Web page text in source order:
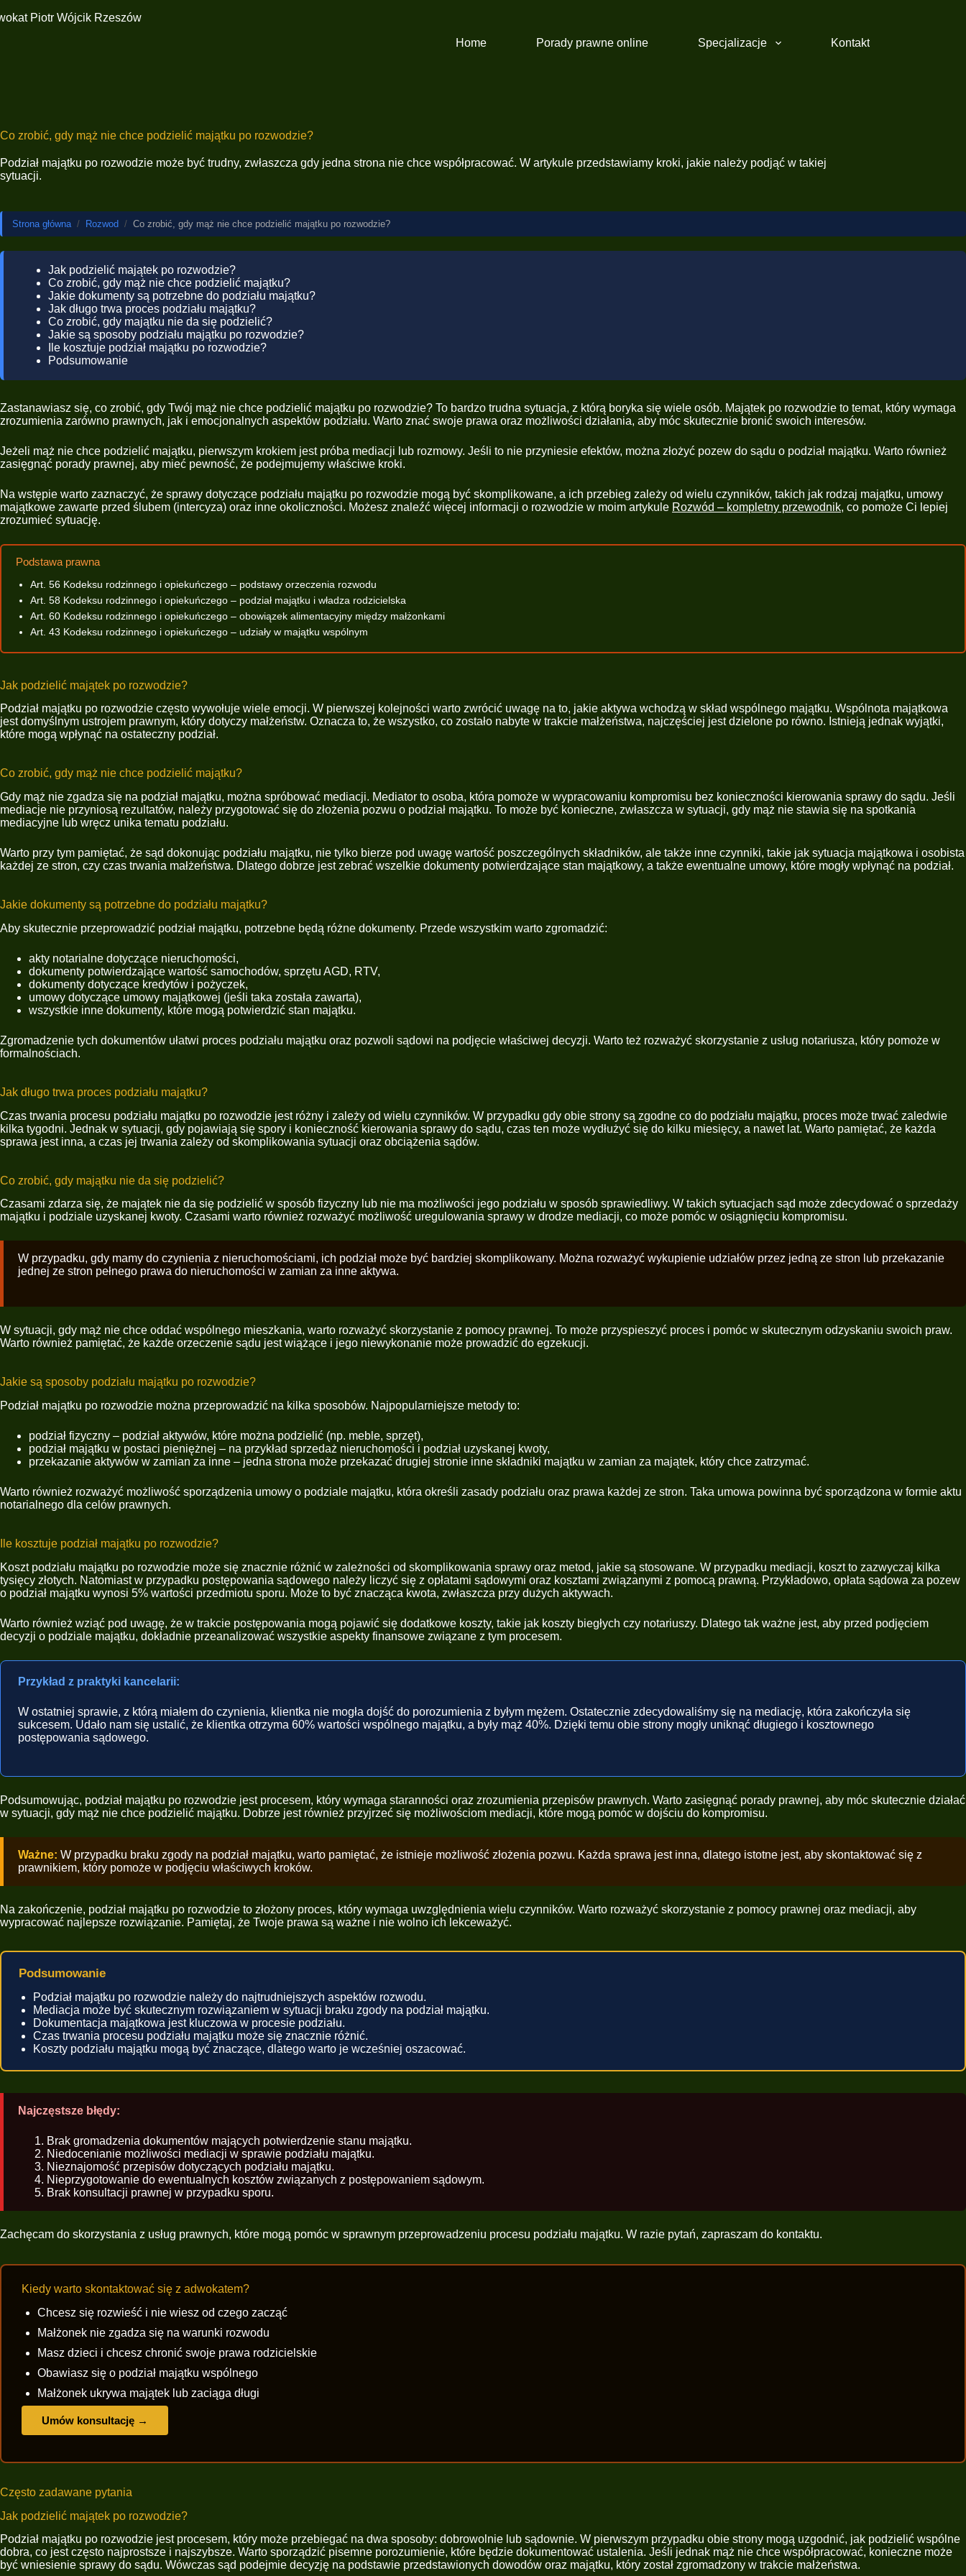
Home Porady prawne online Specjalizacje Kontakt
Co zrobić, gdy mąż nie chce podzielić majątku po rozwodzie?
Podział majątku po rozwodzie może być trudny, zwłaszcza gdy jedna strona nie chce współpracować. W artykule przedstawiamy kroki, jakie należy podjąć w takiej
sytuacji.
Strona główna / Rozwod / Co zrobić, gdy mąż nie chce podzielić majątku po rozwodzie?
Jak podzielić majątek po rozwodzie?
Co zrobić, gdy mąż nie chce podzielić majątku?
Jakie dokumenty są potrzebne do podziału majątku?
Jak długo trwa proces podziału majątku?
Co zrobić, gdy majątku nie da się podzielić?
Jakie są sposoby podziału majątku po rozwodzie?
Ile kosztuje podział majątku po rozwodzie?
Podsumowanie
Zastanawiasz się, co zrobić, gdy Twój mąż nie chce podzielić majątku po rozwodzie? To bardzo trudna sytuacja, z którą boryka się wiele osób. Majątek po rozwodzie to temat, który wymaga
zrozumienia zarówno prawnych, jak i emocjonalnych aspektów podziału. Warto znać swoje prawa oraz możliwości działania, aby móc skutecznie bronić swoich interesów.
Jeżeli mąż nie chce podzielić majątku, pierwszym krokiem jest próba mediacji lub rozmowy. Jeśli to nie przyniesie efektów, można złożyć pozew do sądu o podział majątku. Warto również
zasięgnąć porady prawnej, aby mieć pewność, że podejmujemy właściwe kroki.
Na wstępie warto zaznaczyć, że sprawy dotyczące podziału majątku po rozwodzie mogą być skomplikowane, a ich przebieg zależy od wielu czynników, takich jak rodzaj majątku, umowy
majątkowe zawarte przed ślubem (intercyza) oraz inne okoliczności. Możesz znaleźć więcej informacji o rozwodzie w moim artykule Rozwód – kompletny przewodnik, co pomoże Ci lepiej
zrozumieć sytuację.
Podstawa prawna
Art. 56 Kodeksu rodzinnego i opiekuńczego – podstawy orzeczenia rozwodu
Art. 58 Kodeksu rodzinnego i opiekuńczego – podział majątku i władza rodzicielska
Art. 60 Kodeksu rodzinnego i opiekuńczego – obowiązek alimentacyjny między małżonkami
Art. 43 Kodeksu rodzinnego i opiekuńczego – udziały w majątku wspólnym
Jak podzielić majątek po rozwodzie?
Podział majątku po rozwodzie często wywołuje wiele emocji. W pierwszej kolejności warto zwrócić uwagę na to, jakie aktywa wchodzą w skład wspólnego majątku. Wspólnota majątkowa
jest domyślnym ustrojem prawnym, który dotyczy małżeństw. Oznacza to, że wszystko, co zostało nabyte w trakcie małżeństwa, najczęściej jest dzielone po równo. Istnieją jednak wyjątki,
które mogą wpłynąć na ostateczny podział.
Co zrobić, gdy mąż nie chce podzielić majątku?
Gdy mąż nie zgadza się na podział majątku, można spróbować mediacji. Mediator to osoba, która pomoże w wypracowaniu kompromisu bez konieczności kierowania sprawy do sądu. Jeśli
mediacje nie przyniosą rezultatów, należy przygotować się do złożenia pozwu o podział majątku. To może być konieczne, zwłaszcza w sytuacji, gdy mąż nie stawia się na spotkania
mediacyjne lub wręcz unika tematu podziału.
Warto przy tym pamiętać, że sąd dokonując podziału majątku, nie tylko bierze pod uwagę wartość poszczególnych składników, ale także inne czynniki, takie jak sytuacja majątkowa i osobista
każdej ze stron, czy czas trwania małżeństwa. Dlatego dobrze jest zebrać wszelkie dokumenty potwierdzające stan majątkowy, a także ewentualne umowy, które mogły wpłynąć na podział.
Jakie dokumenty są potrzebne do podziału majątku?
Aby skutecznie przeprowadzić podział majątku, potrzebne będą różne dokumenty. Przede wszystkim warto zgromadzić:
akty notarialne dotyczące nieruchomości,
dokumenty potwierdzające wartość samochodów, sprzętu AGD, RTV,
dokumenty dotyczące kredytów i pożyczek,
umowy dotyczące umowy majątkowej (jeśli taka została zawarta),
wszystkie inne dokumenty, które mogą potwierdzić stan majątku.
Zgromadzenie tych dokumentów ułatwi proces podziału majątku oraz pozwoli sądowi na podjęcie właściwej decyzji. Warto też rozważyć skorzystanie z usług notariusza, który pomoże w
formalnościach.
Jak długo trwa proces podziału majątku?
Czas trwania procesu podziału majątku po rozwodzie jest różny i zależy od wielu czynników. W przypadku gdy obie strony są zgodne co do podziału majątku, proces może trwać zaledwie
kilka tygodni. Jednak w sytuacji, gdy pojawiają się spory i konieczność kierowania sprawy do sądu, czas ten może wydłużyć się do kilku miesięcy, a nawet lat. Warto pamiętać, że każda
sprawa jest inna, a czas jej trwania zależy od skomplikowania sytuacji oraz obciążenia sądów.
Co zrobić, gdy majątku nie da się podzielić?
Czasami zdarza się, że majątek nie da się podzielić w sposób fizyczny lub nie ma możliwości jego podziału w sposób sprawiedliwy. W takich sytuacjach sąd może zdecydować o sprzedaży
majątku i podziale uzyskanej kwoty. Czasami warto również rozważyć możliwość uregulowania sprawy w drodze mediacji, co może pomóc w osiągnięciu kompromisu.
W przypadku, gdy mamy do czynienia z nieruchomościami, ich podział może być bardziej skomplikowany. Można rozważyć wykupienie udziałów przez jedną ze stron lub przekazanie
jednej ze stron pełnego prawa do nieruchomości w zamian za inne aktywa.
W sytuacji, gdy mąż nie chce oddać wspólnego mieszkania, warto rozważyć skorzystanie z pomocy prawnej. To może przyspieszyć proces i pomóc w skutecznym odzyskaniu swoich praw.
Warto również pamiętać, że każde orzeczenie sądu jest wiążące i jego niewykonanie może prowadzić do egzekucji.
Jakie są sposoby podziału majątku po rozwodzie?
Podział majątku po rozwodzie można przeprowadzić na kilka sposobów. Najpopularniejsze metody to:
podział fizyczny – podział aktywów, które można podzielić (np. meble, sprzęt),
podział majątku w postaci pieniężnej – na przykład sprzedaż nieruchomości i podział uzyskanej kwoty,
przekazanie aktywów w zamian za inne – jedna strona może przekazać drugiej stronie inne składniki majątku w zamian za majątek, który chce zatrzymać.
Warto również rozważyć możliwość sporządzenia umowy o podziale majątku, która określi zasady podziału oraz prawa każdej ze stron. Taka umowa powinna być sporządzona w formie aktu
notarialnego dla celów prawnych.
Ile kosztuje podział majątku po rozwodzie?
Koszt podziału majątku po rozwodzie może się znacznie różnić w zależności od skomplikowania sprawy oraz metod, jakie są stosowane. W przypadku mediacji, koszt to zazwyczaj kilka
tysięcy złotych. Natomiast w przypadku postępowania sądowego należy liczyć się z opłatami sądowymi oraz kosztami związanymi z pomocą prawną. Przykładowo, opłata sądowa za pozew
o podział majątku wynosi 5% wartości przedmiotu sporu. Może to być znacząca kwota, zwłaszcza przy dużych aktywach.
Warto również wziąć pod uwagę, że w trakcie postępowania mogą pojawić się dodatkowe koszty, takie jak koszty biegłych czy notariuszy. Dlatego tak ważne jest, aby przed podjęciem
decyzji o podziale majątku, dokładnie przeanalizować wszystkie aspekty finansowe związane z tym procesem.
Przykład z praktyki kancelarii:
W ostatniej sprawie, z którą miałem do czynienia, klientka nie mogła dojść do porozumienia z byłym mężem. Ostatecznie zdecydowaliśmy się na mediację, która zakończyła się
sukcesem. Udało nam się ustalić, że klientka otrzyma 60% wartości wspólnego majątku, a były mąż 40%. Dzięki temu obie strony mogły uniknąć długiego i kosztownego
postępowania sądowego.
Podsumowując, podział majątku po rozwodzie jest procesem, który wymaga staranności oraz zrozumienia przepisów prawnych. Warto zasięgnąć porady prawnej, aby móc skutecznie działać
w sytuacji, gdy mąż nie chce podzielić majątku. Dobrze jest również przyjrzeć się możliwościom mediacji, które mogą pomóc w dojściu do kompromisu.
Ważne: W przypadku braku zgody na podział majątku, warto pamiętać, że istnieje możliwość złożenia pozwu. Każda sprawa jest inna, dlatego istotne jest, aby skontaktować się z
prawnikiem, który pomoże w podjęciu właściwych kroków.
Na zakończenie, podział majątku po rozwodzie to złożony proces, który wymaga uwzględnienia wielu czynników. Warto rozważyć skorzystanie z pomocy prawnej oraz mediacji, aby
wypracować najlepsze rozwiązanie. Pamiętaj, że Twoje prawa są ważne i nie wolno ich lekceważyć.
Podsumowanie
Podział majątku po rozwodzie należy do najtrudniejszych aspektów rozwodu.
Mediacja może być skutecznym rozwiązaniem w sytuacji braku zgody na podział majątku.
Dokumentacja majątkowa jest kluczowa w procesie podziału.
Czas trwania procesu podziału majątku może się znacznie różnić.
Koszty podziału majątku mogą być znaczące, dlatego warto je wcześniej oszacować.
Najczęstsze błędy:
Brak gromadzenia dokumentów mających potwierdzenie stanu majątku.
Niedocenianie możliwości mediacji w sprawie podziału majątku.
Nieznajomość przepisów dotyczących podziału majątku.
Nieprzygotowanie do ewentualnych kosztów związanych z postępowaniem sądowym.
Brak konsultacji prawnej w przypadku sporu.
Zachęcam do skorzystania z usług prawnych, które mogą pomóc w sprawnym przeprowadzeniu procesu podziału majątku. W razie pytań, zapraszam do kontaktu.
Kiedy warto skontaktować się z adwokatem?
Chcesz się rozwieść i nie wiesz od czego zacząć
Małżonek nie zgadza się na warunki rozwodu
Masz dzieci i chcesz chronić swoje prawa rodzicielskie
Obawiasz się o podział majątku wspólnego
Małżonek ukrywa majątek lub zaciąga długi
Umów konsultację →
Często zadawane pytania
Jak podzielić majątek po rozwodzie?
Podział majątku po rozwodzie jest procesem, który może przebiegać na dwa sposoby: dobrowolnie lub sądownie. W pierwszym przypadku obie strony mogą uzgodnić, jak podzielić wspólne
dobra, co jest często najprostsze i najszybsze. Warto sporządzić pisemne porozumienie, które będzie dokumentować ustalenia. Jeśli jednak mąż nie chce współpracować, konieczne może
być wniesienie sprawy do sądu. Wówczas sąd podejmie decyzję na podstawie przedstawionych dowodów oraz majątku, który został zgromadzony w trakcie małżeństwa.